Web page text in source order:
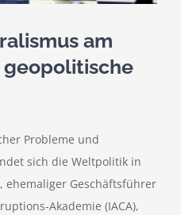
am
geopolitische
Probleme und
sich die Weltpolitik in
Geschäftsführer
Akademie (IACA),